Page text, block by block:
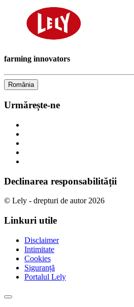
farming innovators
România
Urmărește-ne
Declinarea responsabilității
© Lely - drepturi de autor 2026
Linkuri utile
Disclaimer
Intimitate
Cookies
Siguranță
Portalul Lely